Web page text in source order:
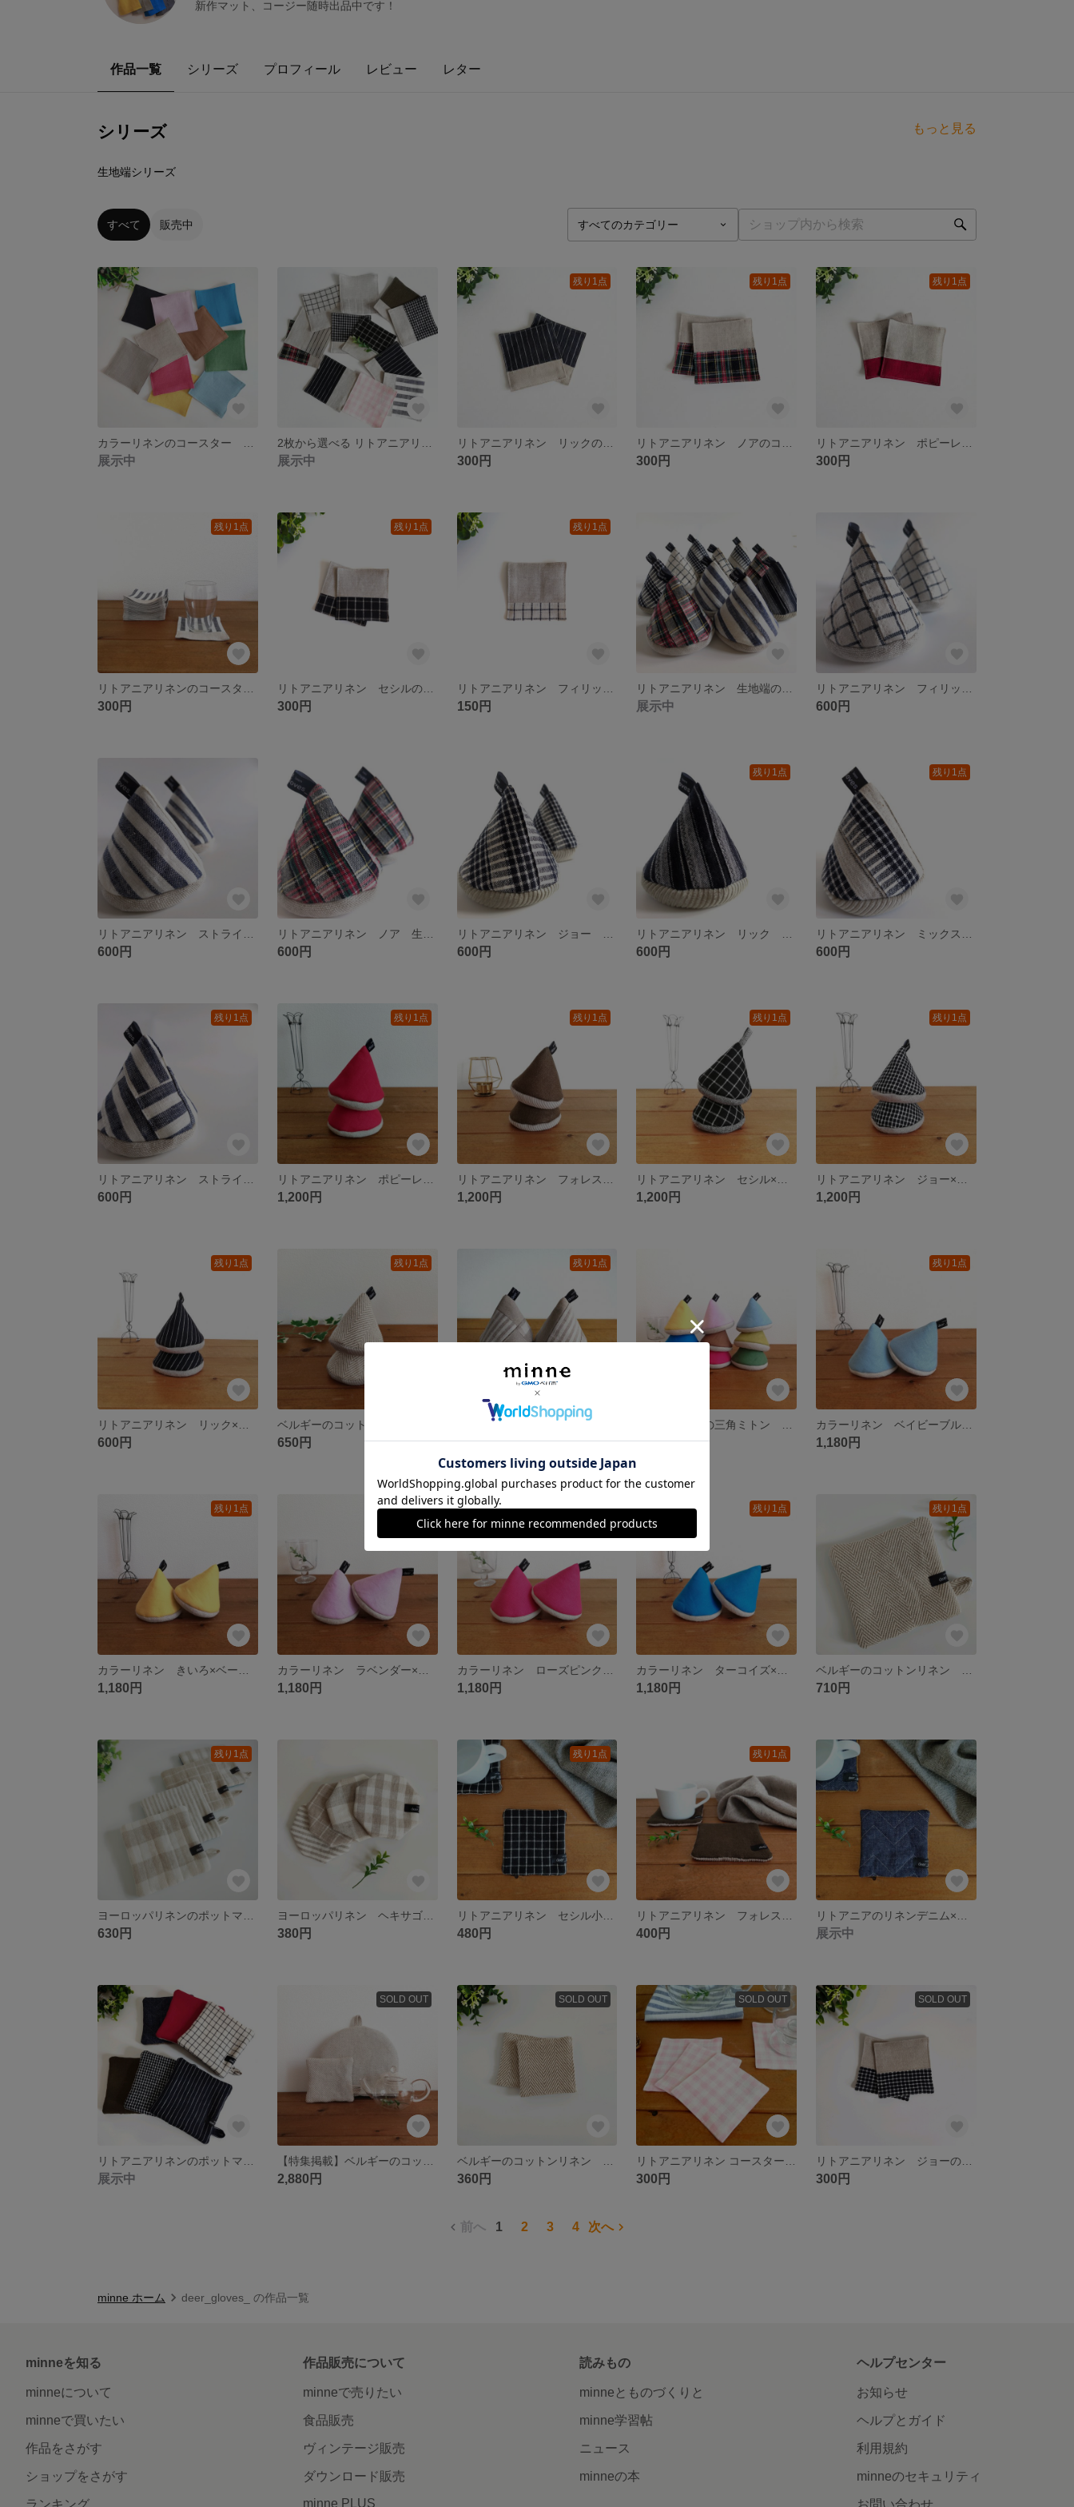
新作マット、コージー随時出品中です！
作品一覧 シリーズ プロフィール レビュー レター
シリーズ もっと見る
生地端シリーズ
すべて 販売中
展示中 展示中
残り1点
リトアニアリネン リックのコースター
300円
残り1点
300円
残り1点
300円
残り1点
300円
残り1点
リトアニアリネン セシルのコースター
300円
残り1点
150円 展示中 600円
600円 600円 600円
残り1点
600円
残り1点
600円
残り1点
600円
残り1点
1,200円
残り1点
1,200円
残り1点
1,200円
残り1点
1,200円
残り1点
600円
残り1点
650円
残り1点
1,180円 590円
残り1点
1,180円
残り1点
1,180円
残り1点
1,180円
残り1点
1,180円
残り1点
1,180円
残り1点
710円
残り1点
630円
ヨーロッパリネン ヘキサゴンのポットマット 2types
380円
残り1点
リトアニアリネン セシル小さめマット
480円
残り1点
400円 展示中
展示中
SOLD OUT
2,880円
SOLD OUT
360円
SOLD OUT
300円
SOLD OUT
300円
前へ 1 2 3 4 次へ
minne ホーム deer_gloves_ の作品一覧
minneを知る
minneについて
minneで買いたい
作品をさがす
ショップをさがす
ランキング
作品販売について
minneで売りたい
食品販売
ヴィンテージ販売
ダウンロード販売
minne PLUS
読みもの
minneとものづくりと
minne学習帖
ニュース
minneの本
ヘルプセンター
お知らせ
ヘルプとガイド
利用規約
minneのセキュリティ
お問い合わせ